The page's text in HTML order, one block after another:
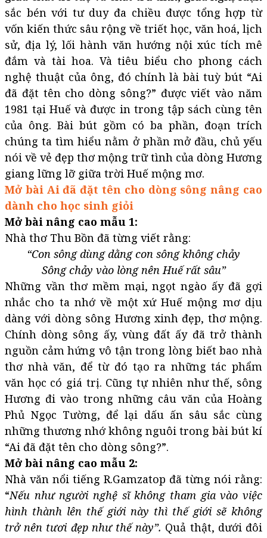
sắc bén với tư duy đa chiều được tổng hợp từ
vốn kiến thức sâu rộng về triết học, văn hoá, lịch
sử, địa lý, lối hành văn hướng nội xúc tích mê
đắm và tài hoa. Và tiêu biểu cho phong cách
nghệ thuật của ông, đó chính là bài tuỳ bút “Ai
đã đặt tên cho dòng sông?” được viết vào năm
1981 tại Huế và được in trong tập sách cùng tên
của ông. Bài bút gồm có ba phần, đoạn trích
chúng ta tìm hiểu nằm ở phần mở đầu, chủ yếu
nói về vẻ đẹp thơ mộng trữ tình của dòng Hương
giang lững lỡ giữa trời Huế mộng mơ.
Mở bài Ai đã đặt tên cho dòng sông nâng cao
dành cho học sinh giỏi
Mở bài nâng cao mẫu 1:
Nhà thơ Thu Bồn đã từng viết rằng:
“Con sông dùng dằng con sông không chảy
Sông chảy vào lòng nên Huế rất sâu”​
Những vần thơ mềm mại, ngọt ngào ấy đã gợi
nhắc cho ta nhớ về một xứ Huế mộng mơ dịu
dàng với dòng sông Hương xinh đẹp, thơ mộng.
Chính dòng sông ấy, vùng đất ấy đã trở thành
nguồn cảm hứng vô tận trong lòng biết bao nhà
thơ nhà văn, để từ đó tạo ra những tác phẩm
văn học có giá trị. Cũng tự nhiên như thế, sông
Hương đi vào trong những câu văn của Hoàng
Phủ Ngọc Tường, để lại dấu ấn sâu sắc cùng
những thương nhớ không nguôi trong bài bút kí
“Ai đã đặt tên cho dòng sông?”.
Mở bài nâng cao mẫu 2:
Nhà văn nổi tiếng R.Gamzatop đã từng nói rằng:
“Nếu như người nghệ sĩ không tham gia vào việc
hình thành lên thế giới này thì thế giới sẽ không
trở nên tươi đẹp như thế này”. Quả thật, dưới đôi